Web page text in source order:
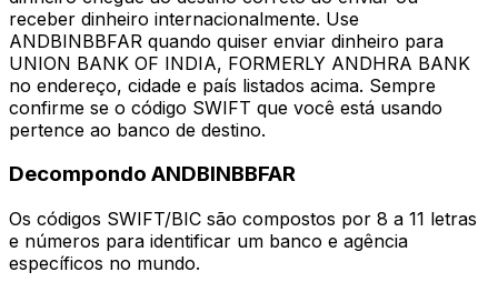
receber dinheiro internacionalmente. Use
ANDBINBBFAR quando quiser enviar dinheiro para
UNION BANK OF INDIA, FORMERLY ANDHRA BANK
no endereço, cidade e país listados acima. Sempre
confirme se o código SWIFT que você está usando
pertence ao banco de destino.
Decompondo ANDBINBBFAR
Os códigos SWIFT/BIC são compostos por 8 a 11 letras
e números para identificar um banco e agência
específicos no mundo.